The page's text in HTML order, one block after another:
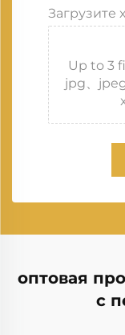
Загрузите
Up to 3
jpg、
оптовая
с